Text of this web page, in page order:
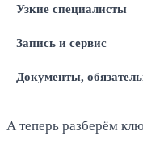
Узкие специалисты
Запись и сервис
Документы,
А теперь разберём